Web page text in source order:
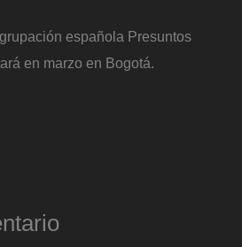
española Presuntos
en marzo en Bogotá.